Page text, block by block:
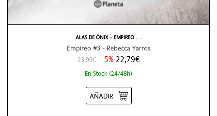
ALAS DE ÓNIX – EMPIREO . . .
Empíreo #3 - Rebecca Yarros
23,99€ -5% 22,79€
En Stock (24/48h)
AÑADIR